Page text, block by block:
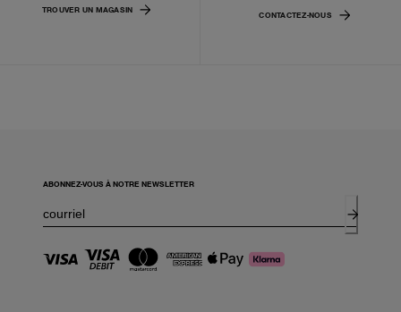
TROUVER UN MAGASIN
CONTACTEZ-NOUS
ABONNEZ-VOUS À NOTRE NEWSLETTER